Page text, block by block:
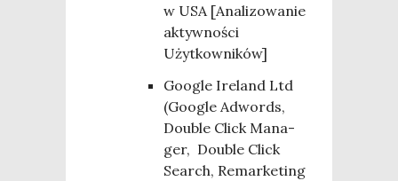
w USA [Ana­li­zo­wa­nie
aktyw­no­ści
Użytkowników]
Google Ire­land Ltd
(Google Adwords,
Double Click Mana­
ger, Double Click
Search, Remar­ke­ting